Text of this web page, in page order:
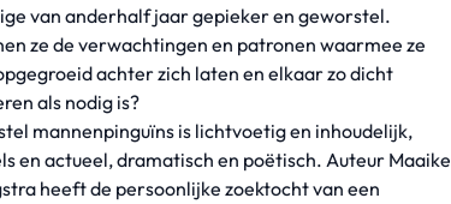
van anderhalf jaar gepieker en geworstel.
ze de verwachtingen en patronen waarmee ze
achter zich laten en elkaar zo dicht
als nodig is?
mannenpinguïns is lichtvoetig en inhoudelijk,
en actueel, dramatisch en poëtisch. Auteur Maaike
heeft de persoonlijke zoektocht van een